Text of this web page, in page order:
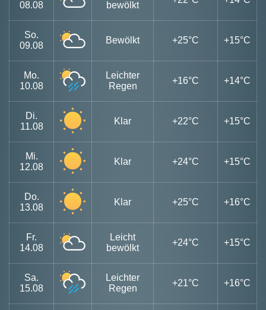
08.08
bewölkt
So.
09.08
Bewölkt +25°C +15°C
Mo.
10.08
Leichter
Regen
+16°C +14°C
Di.
11.08
Klar +22°C +15°C
Mi.
12.08
Klar +24°C +15°C
Do.
13.08
Klar +25°C +16°C
Fr.
14.08
Leicht
bewölkt
+24°C +15°C
Sa.
15.08
Leichter
Regen
+21°C +16°C